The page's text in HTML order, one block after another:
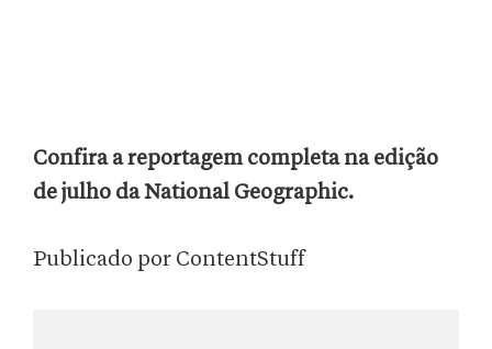
Confira a reportagem completa na edição
de julho da National Geographic.
Publicado por ContentStuff